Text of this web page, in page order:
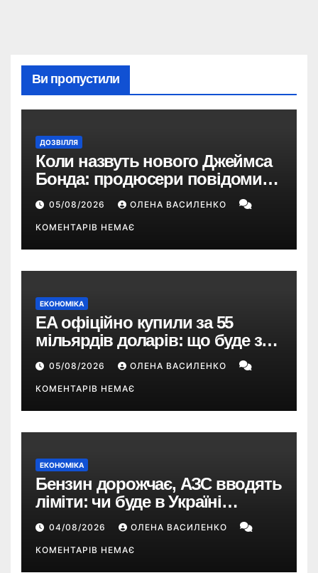
Ви пропустили
ДОЗВІЛЛЯ
Коли назвуть нового Джеймса
Бонда: продюсери повідомили
про терміни кастингу
05/08/2026 ОЛЕНА ВАСИЛЕНКО
КОМЕНТАРІВ НЕМАЄ
ЕКОНОМІКА
EA офіційно купили за 55
мільярдів доларів: що буде з
EA Sports FC, Battlefield і The
Sims
05/08/2026 ОЛЕНА ВАСИЛЕНКО
КОМЕНТАРІВ НЕМАЄ
ЕКОНОМІКА
Бензин дорожчає, АЗС вводять
ліміти: чи буде в Україні
дефіцит пального
04/08/2026 ОЛЕНА ВАСИЛЕНКО
КОМЕНТАРІВ НЕМАЄ